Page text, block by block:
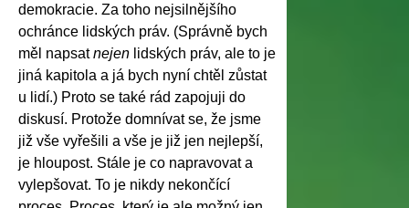
demokracie. Za toho nejsilnějšího
ochránce lidských práv. (Správně bych
měl napsatnejen lidských práv, ale to je
jiná kapitola a já bych nyní chtěl zůstat
u lidí.) Proto se také rád zapojuji do
diskusí. Protože domnívat se, že jsme
již vše vyřešili a vše je již jen nejlepší,
je hloupost. Stále je co napravovat a
vylepšovat. To je nikdy nekončící